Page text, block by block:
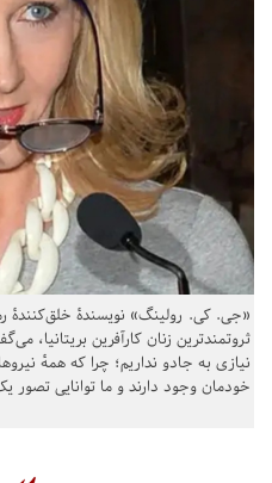
«جی. کی. رولینگ» نویسندهٔ خلق‌کنندهٔ
ثروتمندترین زنان کارآفرین بریتانیا،
نیازی به جادو نداریم؛ چرا که همهٔ
خودمان وجود دارند و ما توانایی تصور